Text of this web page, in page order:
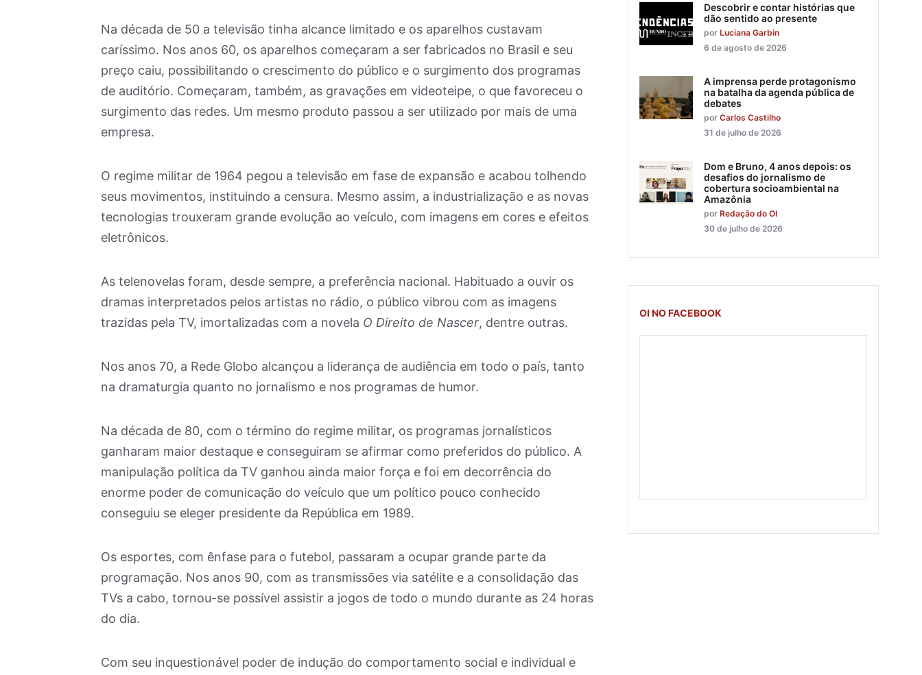
Na década de 50 a televisão tinha alcance limitado e os aparelhos custavam
caríssimo. Nos anos 60, os aparelhos começaram a ser fabricados no Brasil e seu
preço caiu, possibilitando o crescimento do público e o surgimento dos programas
de auditório. Começaram, também, as gravações em videoteipe, o que favoreceu o
surgimento das redes. Um mesmo produto passou a ser utilizado por mais de uma
empresa.
O regime militar de 1964 pegou a televisão em fase de expansão e acabou tolhendo
seus movimentos, instituindo a censura. Mesmo assim, a industrialização e as novas
tecnologias trouxeram grande evolução ao veículo, com imagens em cores e efeitos
eletrônicos.
As telenovelas foram, desde sempre, a preferência nacional. Habituado a ouvir os
dramas interpretados pelos artistas no rádio, o público vibrou com as imagens
trazidas pela TV, imortalizadas com a novela O Direito de Nascer, dentre outras.
Nos anos 70, a Rede Globo alcançou a liderança de audiência em todo o país, tanto
na dramaturgia quanto no jornalismo e nos programas de humor.
Na década de 80, com o término do regime militar, os programas jornalísticos
ganharam maior destaque e conseguiram se afirmar como preferidos do público. A
manipulação política da TV ganhou ainda maior força e foi em decorrência do
enorme poder de comunicação do veículo que um político pouco conhecido
conseguiu se eleger presidente da República em 1989.
Os esportes, com ênfase para o futebol, passaram a ocupar grande parte da
programação. Nos anos 90, com as transmissões via satélite e a consolidação das
TVs a cabo, tornou-se possível assistir a jogos de todo o mundo durante as 24 horas
do dia.
Com seu inquestionável poder de indução do comportamento social e individual e
Descobrir e contar histórias que
dão sentido ao presente
por Luciana Garbin
6 de agosto de 2026
A imprensa perde protagonismo
na batalha da agenda pública de
debates
por Carlos Castilho
31 de julho de 2026
Dom e Bruno, 4 anos depois: os
desafios do jornalismo de
cobertura socioambiental na
Amazônia
por Redação do OI
30 de julho de 2026
OI NO FACEBOOK